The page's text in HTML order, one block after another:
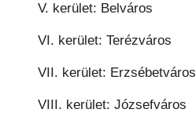
V. kerület: Belváros
VI. kerület: Terézváros
VII. kerület: Erzsébetváros
VIII. kerület: Józsefváros